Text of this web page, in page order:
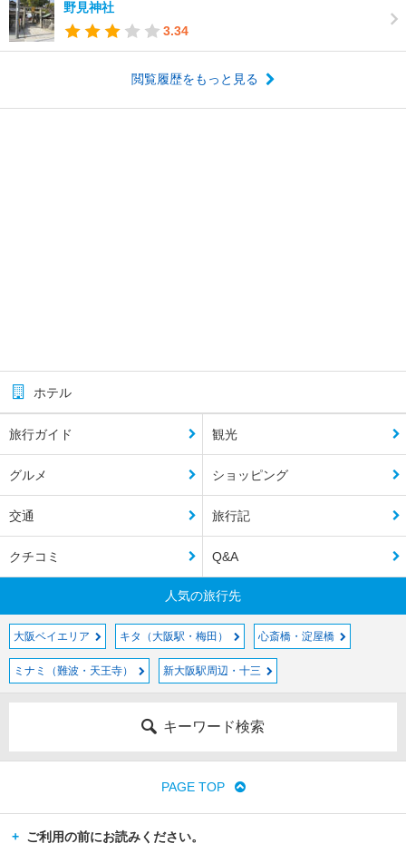
野見神社
3.34
閲覧履歴をもっと見る
ホテル
旅行ガイド 観光
グルメ ショッピング
交通 旅行記
クチコミ Q&A
人気の旅行先
大阪ベイエリア キタ（大阪駅・梅田） 心斎橋・淀屋橋
ミナミ（難波・天王寺） 新大阪駅周辺・十三
キーワード検索
PAGE TOP
ご利用の前にお読みください。